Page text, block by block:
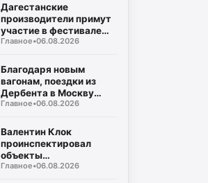
Дагестанские
производители примут
участие в фестивале
«Вкусы России»
Главное•06.08.2026
Благодаря новым
вагонам, поездки из
Дербента в Москву
станут комфортнее
Главное•06.08.2026
Валентин Клок
проинспектировал
объекты
водоснабжения в
Главное•06.08.2026